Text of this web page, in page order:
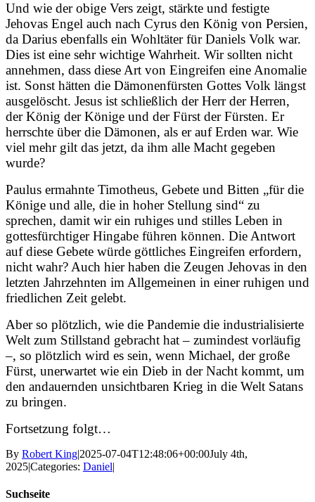
Und wie der obige Vers zeigt, stärkte und festigte
Jehovas Engel auch nach Cyrus den König von Persien,
da Darius ebenfalls ein Wohltäter für Daniels Volk war.
Dies ist eine sehr wichtige Wahrheit. Wir sollten nicht
annehmen, dass diese Art von Eingreifen eine Anomalie
ist. Sonst hätten die Dämonenfürsten Gottes Volk längst
ausgelöscht. Jesus ist schließlich der Herr der Herren,
der König der Könige und der Fürst der Fürsten. Er
herrschte über die Dämonen, als er auf Erden war. Wie
viel mehr gilt das jetzt, da ihm alle Macht gegeben
wurde?
Paulus ermahnte Timotheus, Gebete und Bitten „für die
Könige und alle, die in hoher Stellung sind“ zu
sprechen, damit wir ein ruhiges und stilles Leben in
gottesfürchtiger Hingabe führen können. Die Antwort
auf diese Gebete würde göttliches Eingreifen erfordern,
nicht wahr? Auch hier haben die Zeugen Jehovas in den
letzten Jahrzehnten im Allgemeinen in einer ruhigen und
friedlichen Zeit gelebt.
Aber so plötzlich, wie die Pandemie die industrialisierte
Welt zum Stillstand gebracht hat – zumindest vorläufig
–, so plötzlich wird es sein, wenn Michael, der große
Fürst, unerwartet wie ein Dieb in der Nacht kommt, um
den andauernden unsichtbaren Krieg in die Welt Satans
zu bringen.
Fortsetzung folgt…
By Robert King|2025-07-04T12:48:06+00:00July 4th,
2025|Categories: Daniel|
Suchseite